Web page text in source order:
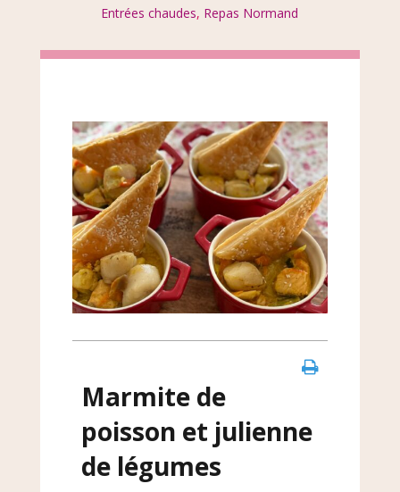
Entrées chaudes, Repas Normand
Marmite de
poisson et julienne
de légumes